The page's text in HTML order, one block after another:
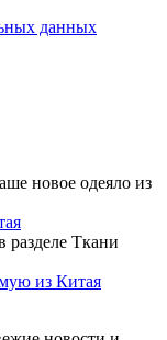
данных
новое одеяло из
разделе Ткани
из Китая